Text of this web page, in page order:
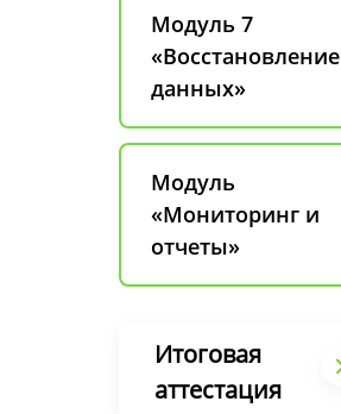
Модуль 7
«Восстановление
данных»
Модуль
«Мониторинг и
отчеты»
Итоговая
аттестация